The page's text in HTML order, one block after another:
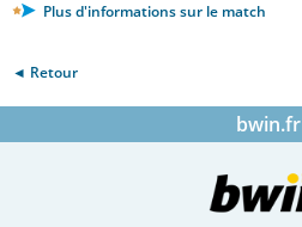
Plus d'informations sur le match
◄ Retour
bwin.fr